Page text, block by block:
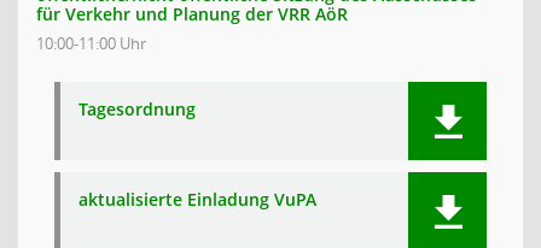
für Verkehr und Planung der VRR AöR
10:00-11:00 Uhr
Tagesordnung
aktualisierte Einladung VuPA